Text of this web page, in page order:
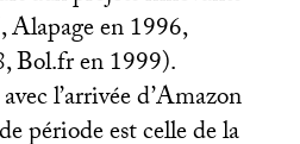
en 1996,
Bol.fr en 1999).
l’arrivée d’Amazon
période est celle de la